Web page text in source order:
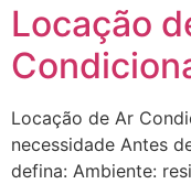
Locação
Locação de Ar
necessidade Antes
defina: Ambiente: